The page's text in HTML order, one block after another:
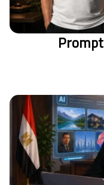
كيف تحترف هندسة الاوامر Prompt